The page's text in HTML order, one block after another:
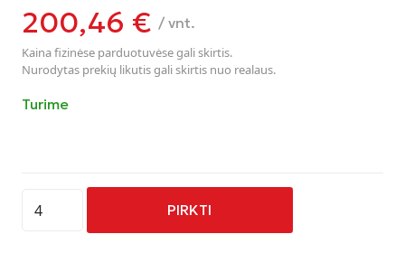
200,46 € / vnt.
Kaina fizinėse parduotuvėse gali skirtis.
Nurodytas prekių likutis gali skirtis nuo realaus.
Turime
kiekis:
PIRKTI